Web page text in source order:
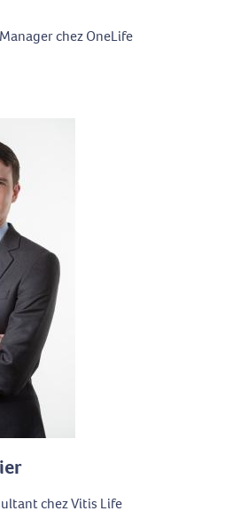
chez OneLife
chez Vitis Life